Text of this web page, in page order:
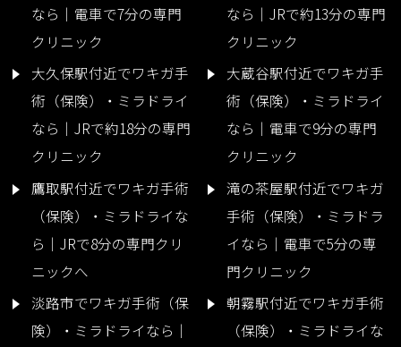
なら｜電車で7分の専門
クリニック
なら｜JRで約13分の専門
クリニック
大久保駅付近でワキガ手
術（保険）・ミラドライ
なら｜JRで約18分の専門
クリニック
大蔵谷駅付近でワキガ手
術（保険）・ミラドライ
なら｜電車で9分の専門
クリニック
鷹取駅付近でワキガ手術
（保険）・ミラドライな
ら｜JRで8分の専門クリ
ニックへ
滝の茶屋駅付近でワキガ
手術（保険）・ミラドラ
イなら｜電車で5分の専
門クリニック
淡路市でワキガ手術（保
険）・ミラドライなら｜
朝霧駅付近でワキガ手術
（保険）・ミラドライな